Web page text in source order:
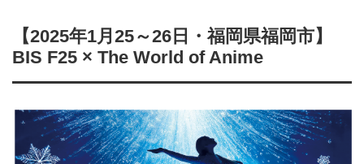
【2025年1月25～26日・福岡県福岡市】
BIS F25 × The World of Anime